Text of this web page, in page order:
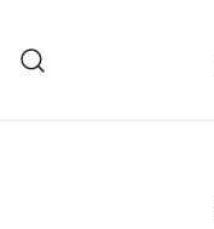
treści